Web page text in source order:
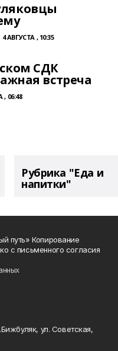
4 АВГУСТА , 10:35
СДК
встреча
, 06:48
Рубрика "Еда и
напитки"
путь» Копирование
с письменного согласия
ул. Советская,